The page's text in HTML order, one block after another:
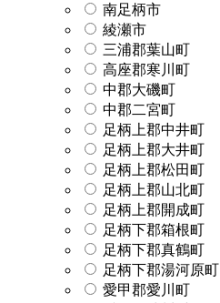
南足柄市
綾瀬市
三浦郡葉山町
高座郡寒川町
中郡大磯町
中郡二宮町
足柄上郡中井町
足柄上郡大井町
足柄上郡松田町
足柄上郡山北町
足柄上郡開成町
足柄下郡箱根町
足柄下郡真鶴町
足柄下郡湯河原町
愛甲郡愛川町